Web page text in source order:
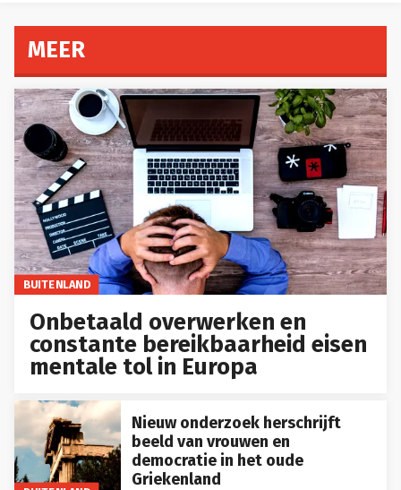
MEER
BUITENLAND
Onbetaald overwerken en
constante bereikbaarheid eisen
mentale tol in Europa
Nieuw onderzoek herschrijft
beeld van vrouwen en
democratie in het oude
Griekenland